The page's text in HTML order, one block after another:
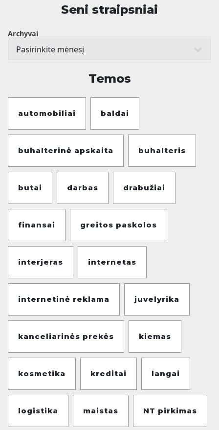
Seni straipsniai
Archyvai
Temos
automobiliai baldai
buhalterinė apskaita buhalteris
butai darbas drabužiai
finansai greitos paskolos
interjeras internetas
internetinė reklama juvelyrika
kanceliarinės prekės kiemas
kosmetika kreditai langai
logistika maistas NT pirkimas